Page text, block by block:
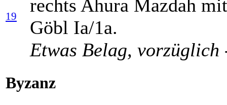
19
rechts Ahura Mazdah
Göbl Ia/1a.
Etwas Belag, vorzüglich
Byzanz